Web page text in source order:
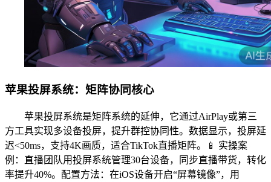
苹果投屏系统：矩阵协同核心
苹果投屏系统是矩阵系统的延伸，它通过AirPlay或第三
方工具实现多设备投屏，提升群控协同性。数据显示，投屏延
迟<50ms，支持4K画质，适合TikTok直播矩阵。📱 实操案
例：直播团队用投屏系统管理30台设备，同步直播带货，转化
率提升40%。配置方法：在iOS设备开启“屏幕镜像”，用